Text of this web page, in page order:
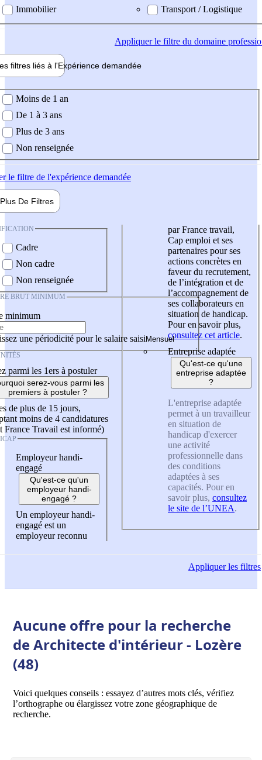
Immobilier
Transport / Logistique
Appliquerle filtre du domaine
filtres liés à l'Expérience demandée
demandée
Moins de 1 an
De 1 à 3 ans
Plus de 3 ans
Non renseignée
le filtre de l'expérience demandée
Plus De Filtres
Cadre
Non cadre
Non renseignée
BRUT MINIMUM
minimum
une périodicité pour le salaire saisi
parmi les 1ers à postuler
serez-vous parmi les
premiers à postuler ?
de plus de 15 jours,
moins de 4 candidatures
France Travail est informé)
Employeur handi-
engagé
Qu'est-ce qu'un
employeur handi-
engagé ?
Un employeur handi-
engagé est un
employeur reconnu
par France travail,
Cap emploi et ses
partenaires pour ses
actions concrètes en
faveur du recrutement,
de l’intégration et de
l’accompagnement de
ses collaborateurs en
situation de handicap.
Pour en savoir plus,
consultez cet article.
Entreprise adaptée
Qu'est-ce qu'une
entreprise adaptée
?
L'entreprise adaptée
permet à un travailleur
en situation de
handicap d'exercer
une activité
professionnelle dans
des conditions
adaptées à ses
capacités. Pour en
savoir plus, consultez
le site de l’UNEA.
Appliquerles filtres
Aucune offre pour la recherche
de Architecte d'intérieur - Lozère
(48)
Voici quelques conseils : essayez d’autres mots clés, vérifiez
l’orthographe ou élargissez votre zone géographique de
recherche.